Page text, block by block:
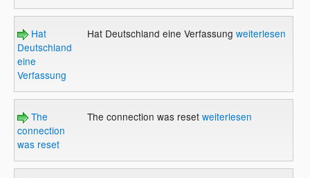
Hat
Deutschland
eine
Verfassung
Hat Deutschland eine Verfassung weiterlesen
The
connection
was reset
The connection was reset weiterlesen